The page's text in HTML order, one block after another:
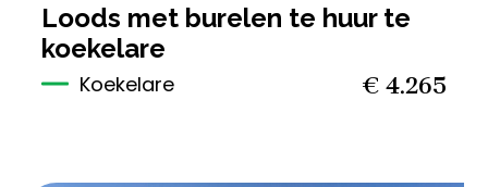
loods met burelen te huur te
koekelare
Koekelare € 4.265